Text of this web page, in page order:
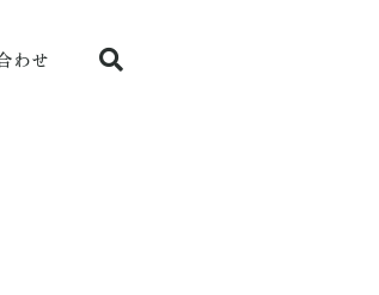
わせ